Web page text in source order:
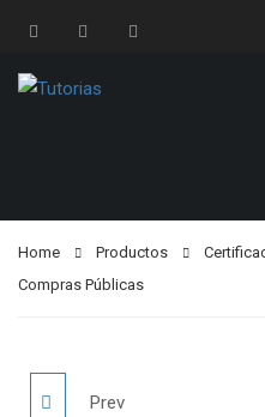
Home Productos
Compras Públicas
Prev